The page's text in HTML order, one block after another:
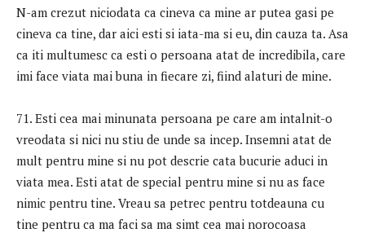
N-am crezut niciodata ca cineva ca mine ar putea gasi pe
cineva ca tine, dar aici esti si iata-ma si eu, din cauza ta. Asa
ca iti multumesc ca esti o persoana atat de incredibila, care
imi face viata mai buna in fiecare zi, fiind alaturi de mine.
71. Esti cea mai minunata persoana pe care am intalnit-o
vreodata si nici nu stiu de unde sa incep. Insemni atat de
mult pentru mine si nu pot descrie cata bucurie aduci in
viata mea. Esti atat de special pentru mine si nu as face
nimic pentru tine. Vreau sa petrec pentru totdeauna cu
tine pentru ca ma faci sa ma simt cea mai norocoasa